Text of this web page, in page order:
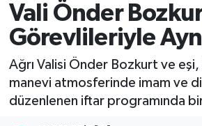
Vali Önder
Görevlileriyle
Ağrı Valisi Önder Bozkurt ve eşi,
manevi atmosferinde imam ve
düzenlenen iftar programında
Tüm Manşetler
Son Dakika Haberleri
Haber Arşivi